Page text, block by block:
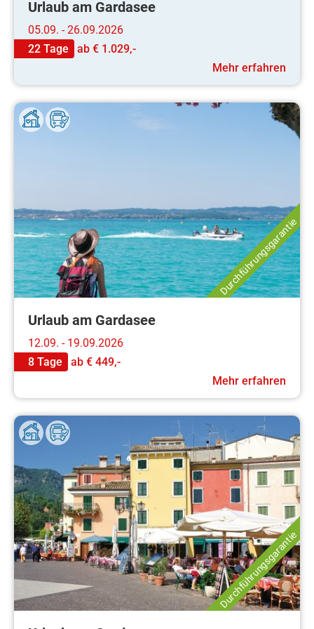
Urlaub am Gardasee
05.09. - 26.09.2026
22 Tage
ab € 1.029,-
Mehr erfahren
Durchführungsgarantie
Urlaub am Gardasee
12.09. - 19.09.2026
8 Tage
ab € 449,-
Mehr erfahren
Durchführungsgarantie